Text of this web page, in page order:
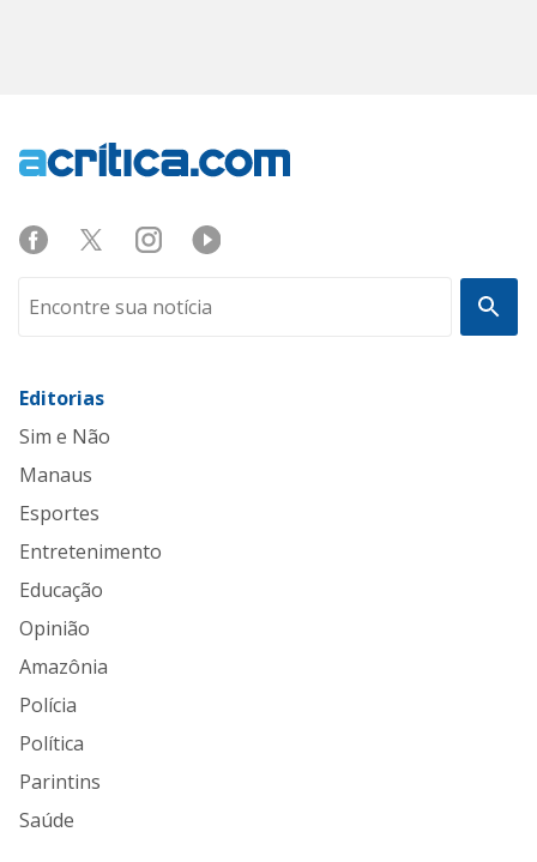
Editorias
Sim e Não
Manaus
Esportes
Entretenimento
Educação
Opinião
Amazônia
Polícia
Política
Parintins
Saúde